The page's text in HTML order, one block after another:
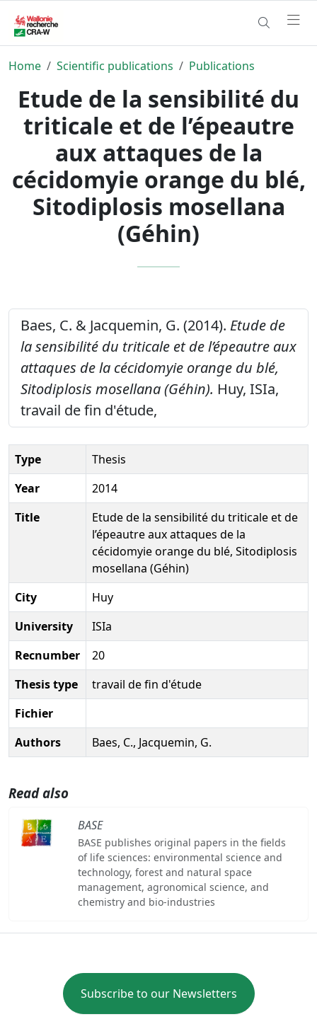
Home Scientific publications Publications
Etude de la sensibilité du
triticale et de l’épeautre
aux attaques de la
cécidomyie orange du blé,
Sitodiplosis mosellana
(Géhin)
Baes, C. & Jacquemin, G. (2014). Etude de
la sensibilité du triticale et de l’épeautre aux
attaques de la cécidomyie orange du blé,
Sitodiplosis mosellana (Géhin). Huy, ISIa,
travail de fin d'étude,
Type
Thesis
Year
2014
Title
Etude de la sensibilité du triticale et de
l’épeautre aux attaques de la
cécidomyie orange du blé, Sitodiplosis
mosellana (Géhin)
City
Huy
University
ISIa
Recnumber
20
Thesis type
travail de fin d'étude
Fichier
Authors
Baes, C., Jacquemin, G.
Read also
BASE
BASE publishes original papers in the fields
of life sciences: environmental science and
technology, forest and natural space
management, agronomical science, and
chemistry and bio-industries
Subscribe to our Newsletters